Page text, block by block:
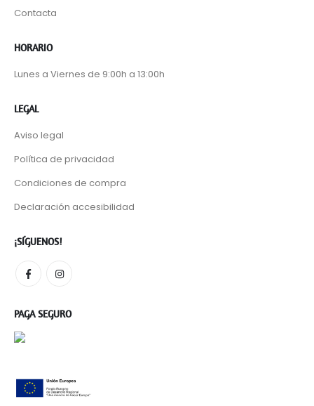
Contacta
HORARIO
Lunes a Viernes de 9:00h a 13:00h
LEGAL
Aviso legal
Política de privacidad
Condiciones de compra
Declaración accesibilidad
¡SÍGUENOS!
PAGA SEGURO